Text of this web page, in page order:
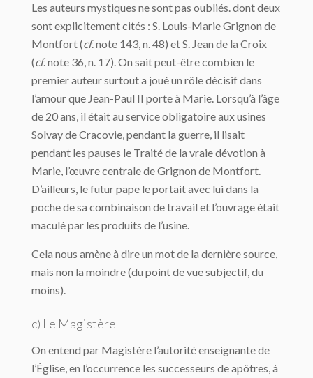
Les auteurs mystiques ne sont pas oubliés. dont deux
sont explicitement cités : S. Louis-Marie Grignon de
Montfort (cf. note 143, n. 48) et S. Jean de la Croix
(cf. note 36, n. 17). On sait peut-être combien le
premier auteur surtout a joué un rôle décisif dans
l’amour que Jean-Paul II porte à Marie. Lorsqu’à l’âge
de 20 ans, il était au service obligatoire aux usines
Solvay de Cracovie, pendant la guerre, il lisait
pendant les pauses le Traité de la vraie dévotion à
Marie, l’œuvre centrale de Grignon de Montfort.
D’ailleurs, le futur pape le portait avec lui dans la
poche de sa combinaison de travail et l’ouvrage était
maculé par les produits de l’usine.
Cela nous amène à dire un mot de la dernière source,
mais non la moindre (du point de vue subjectif, du
moins).
c) Le Magistère
On entend par Magistère l’autorité enseignante de
l’Église, en l’occurrence les successeurs de apôtres, à